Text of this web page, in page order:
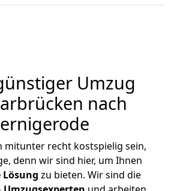
Umzug
nach
mitunter recht kostspielig sein,
denn wir sind hier, um Ihnen
Lösung zu bieten. Wir sind die